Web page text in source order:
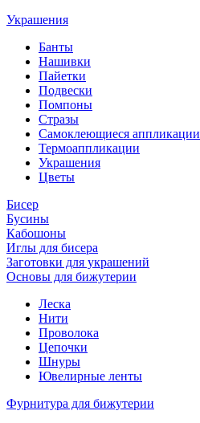
Украшения
Банты
Нашивки
Пайетки
Подвески
Помпоны
Стразы
Самоклеющиеся аппликации
Термоаппликации
Украшения
Цветы
Бисер
Бусины
Кабошоны
Иглы для бисера
Заготовки для украшений
Основы для бижутерии
Леска
Нити
Проволока
Цепочки
Шнуры
Ювелирные ленты
Фурнитура для бижутерии